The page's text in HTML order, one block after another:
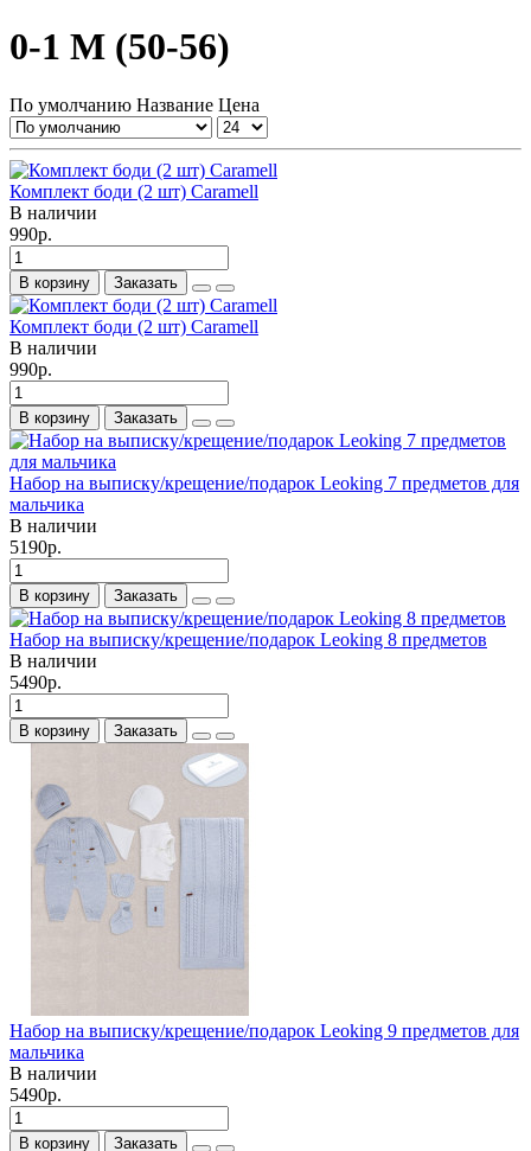
0-1 М (50-56)
По умолчанию Название Цена
Комплект боди (2 шт) Caramell
В наличии
990р.
В корзину Заказать
Комплект боди (2 шт) Caramell
В наличии
990р.
В корзину Заказать
Набор на выписку/крещение/подарок Leoking 7 предметов для
мальчика
В наличии
5190р.
В корзину Заказать
Набор на выписку/крещение/подарок Leoking 8 предметов
В наличии
5490р.
В корзину Заказать
Набор на выписку/крещение/подарок Leoking 9 предметов для
мальчика
В наличии
5490р.
В корзину Заказать